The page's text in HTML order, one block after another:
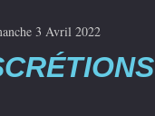
3 Avril 2022